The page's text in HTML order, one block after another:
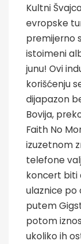
Kultni
evropske
premijerno
istoimeni
junu! Ovi
korišćenju
dijapazon
Bovija,
Faith No
izuzetnom
telefone
koncert biti
ulaznice po
putem
potom
ukoliko ih